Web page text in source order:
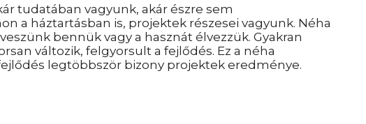
tudatában vagyunk, akár észre sem
a háztartásban is, projektek részesei vagyunk. Néha
bennük vagy a hasznát élvezzük. Gyakran
változik, felgyorsult a fejlődés. Ez a néha
legtöbbször bizony projektek eredménye.